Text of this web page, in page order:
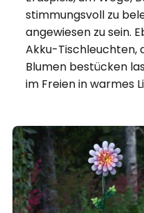
stimmungsvoll zu
angewiesen zu sein.
Akku-Tischleuchten,
Blumen bestücken
im Freien in warmes